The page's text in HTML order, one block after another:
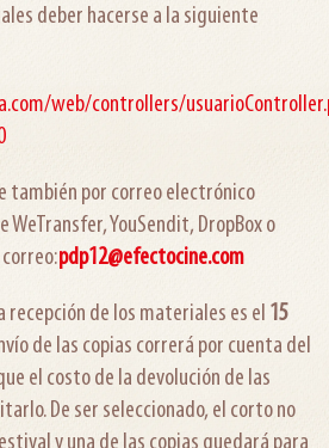
deber hacerse a la siguiente
web/controllers/
también por correo electrónico
WeTransfer, YouSendit, DropBox o
pdp12@efectocine.com
de los materiales es el 15
de las copias correrá por cuenta del
el costo de la devolución de las
De ser seleccionado, el corto no
y una de las copias quedará para